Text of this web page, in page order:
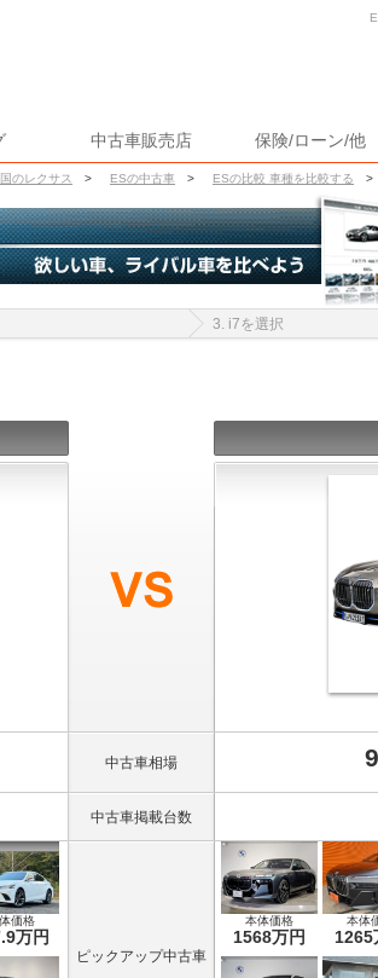
中古車販売店 保険/ローン/他
のレクサス > ESの中古車 > ESの比較 車種を比較する >
3. i7を選択
中古車相場
中古車掲載台数
価格
万円
ピックアップ中古車
本体価格
1568万円
本体
1265